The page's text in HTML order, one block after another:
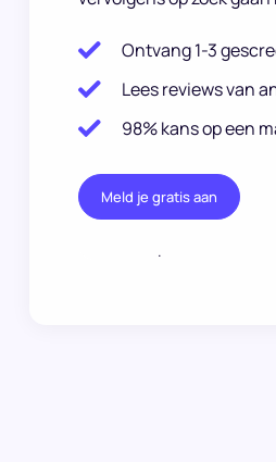
Ontvang 1-3
Lees reviews van
98% kans op een
Meld je gratis aan
.